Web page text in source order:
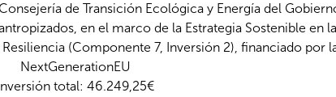
de Transición Ecológica y Energía del
en el marco de la Estrategia Sostenible en
(Componente 7, Inversión 2), financiado por
NextGenerationEU
total: 46.249,25€